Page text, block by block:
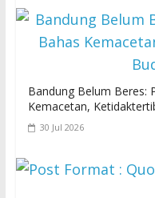
Bandung Belum Beres:
Kemacetan,
30 Jul 2026